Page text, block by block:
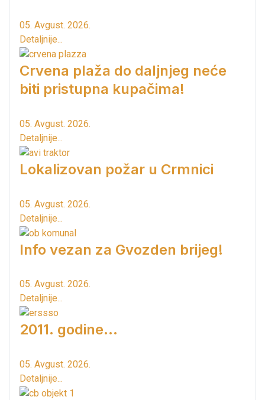
05. Avgust. 2026.
Detaljnije...
Crvena plaža do daljnjeg neće
biti pristupna kupačima!
05. Avgust. 2026.
Detaljnije...
Lokalizovan požar u Crmnici
05. Avgust. 2026.
Detaljnije...
Info vezan za Gvozden brijeg!
05. Avgust. 2026.
Detaljnije...
2011. godine...
05. Avgust. 2026.
Detaljnije...